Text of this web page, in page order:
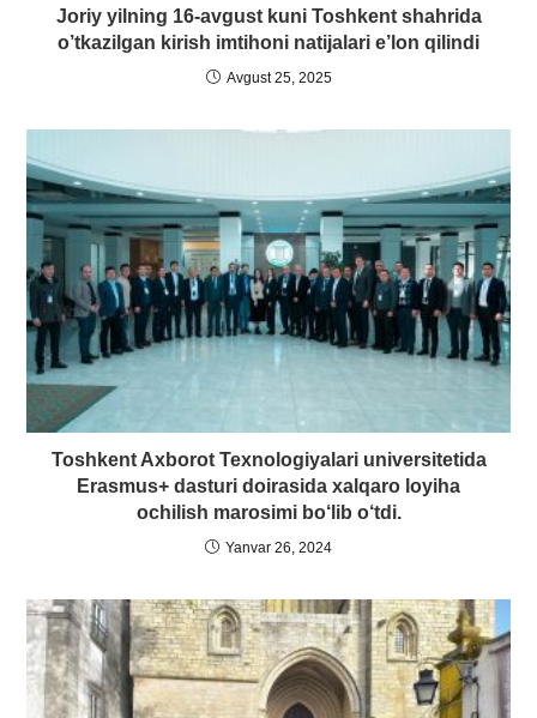
Joriy yilning 16-avgust kuni Toshkent shahrida
o’tkazilgan kirish imtihoni natijalari e’lon qilindi
Avgust 25, 2025
Toshkent Axborot Texnologiyalari universitetida
Erasmus+ dasturi doirasida xalqaro loyiha
ochilish marosimi bo‘lib o‘tdi.
Yanvar 26, 2024